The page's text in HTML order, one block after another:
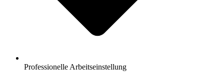
Professionelle Arbeitseinstellung